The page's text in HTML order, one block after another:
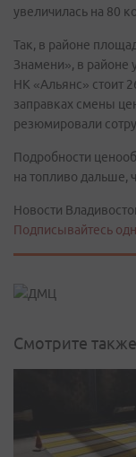
увеличилась на 80
Так, в районе
Знамени», в районе
НК «Альянс» стоит
заправках смены
резюмировали
Подробности
на топливо дальше,
Новости
Подписывайтесь
Смотрите также